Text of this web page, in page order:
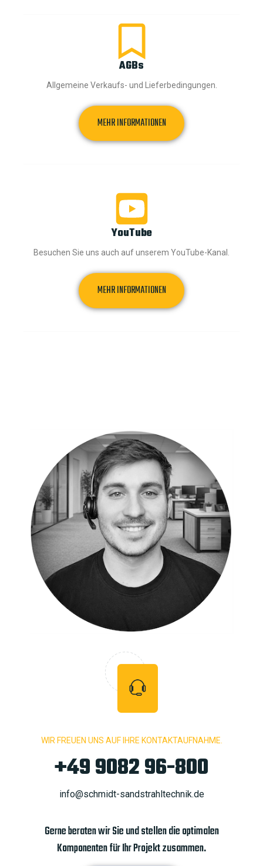
AGBs
Allgemeine Verkaufs- und Lieferbedingungen.
MEHR INFORMATIONEN
YouTube
Besuchen Sie uns auch auf unserem YouTube-Kanal.
MEHR INFORMATIONEN
WIR FREUEN UNS AUF IHRE KONTAKTAUFNAHME.
+49 9082 96-800
info@schmidt-sandstrahltechnik.de
Gerne beraten wir Sie und stellen die optimalen
Komponenten für Ihr Projekt zusammen.